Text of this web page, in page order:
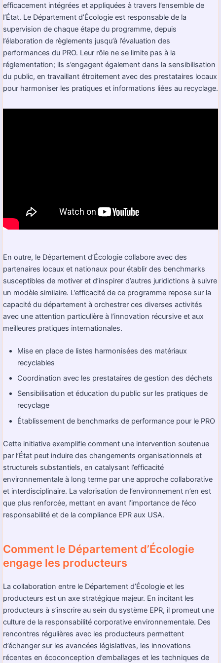
efficacement intégrées et appliquées à travers l’ensemble de
l’État. Le Département d’Écologie est responsable de la
supervision de chaque étape du programme, depuis
l’élaboration de règlements jusqu’à l’évaluation des
performances du PRO. Leur rôle ne se limite pas à la
réglementation; ils s’engagent également dans la sensibilisation
du public, en travaillant étroitement avec des prestataires locaux
pour harmoniser les pratiques et informations liées au recyclage.
En outre, le Département d’Écologie collabore avec des
partenaires locaux et nationaux pour établir des benchmarks
susceptibles de motiver et d’inspirer d’autres juridictions à suivre
un modèle similaire. L’efficacité de ce programme repose sur la
capacité du département à orchestrer ces diverses activités
avec une attention particulière à l’innovation récursive et aux
meilleures pratiques internationales.
Mise en place de listes harmonisées des matériaux
recyclables
Coordination avec les prestataires de gestion des déchets
Sensibilisation et éducation du public sur les pratiques de
recyclage
Établissement de benchmarks de performance pour le PRO
Cette initiative exemplifie comment une intervention soutenue
par l’État peut induire des changements organisationnels et
structurels substantiels, en catalysant l’efficacité
environnementale à long terme par une approche collaborative
et interdisciplinaire. La valorisation de l’environnement n’en est
que plus renforcée, mettant en avant l’importance de l’éco
responsabilité et de la compliance EPR aux USA.
Comment le Département d’Écologie
engage les producteurs
La collaboration entre le Département d’Écologie et les
producteurs est un axe stratégique majeur. En incitant les
producteurs à s’inscrire au sein du système EPR, il promeut une
culture de la responsabilité corporative environnementale. Des
rencontres régulières avec les producteurs permettent
d’échanger sur les avancées législatives, les innovations
récentes en écoconception d’emballages et les techniques de